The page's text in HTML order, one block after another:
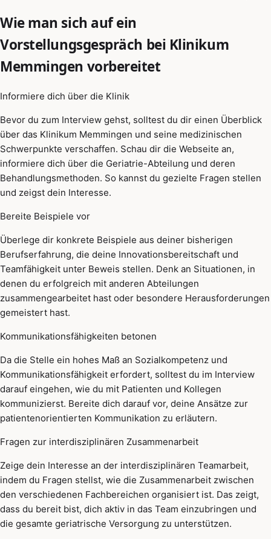
Wie man sich auf ein
Vorstellungsgespräch bei Klinikum
Memmingen vorbereitet
Informiere dich über die Klinik
Bevor du zum Interview gehst, solltest du dir einen Überblick
über das Klinikum Memmingen und seine medizinischen
Schwerpunkte verschaffen. Schau dir die Webseite an,
informiere dich über die Geriatrie-Abteilung und deren
Behandlungsmethoden. So kannst du gezielte Fragen stellen
und zeigst dein Interesse.
Bereite Beispiele vor
Überlege dir konkrete Beispiele aus deiner bisherigen
Berufserfahrung, die deine Innovationsbereitschaft und
Teamfähigkeit unter Beweis stellen. Denk an Situationen, in
denen du erfolgreich mit anderen Abteilungen
zusammengearbeitet hast oder besondere Herausforderungen
gemeistert hast.
Kommunikationsfähigkeiten betonen
Da die Stelle ein hohes Maß an Sozialkompetenz und
Kommunikationsfähigkeit erfordert, solltest du im Interview
darauf eingehen, wie du mit Patienten und Kollegen
kommunizierst. Bereite dich darauf vor, deine Ansätze zur
patientenorientierten Kommunikation zu erläutern.
Fragen zur interdisziplinären Zusammenarbeit
Zeige dein Interesse an der interdisziplinären Teamarbeit,
indem du Fragen stellst, wie die Zusammenarbeit zwischen
den verschiedenen Fachbereichen organisiert ist. Das zeigt,
dass du bereit bist, dich aktiv in das Team einzubringen und
die gesamte geriatrische Versorgung zu unterstützen.